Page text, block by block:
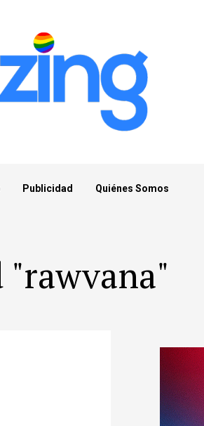
Publicidad Quiénes Somos